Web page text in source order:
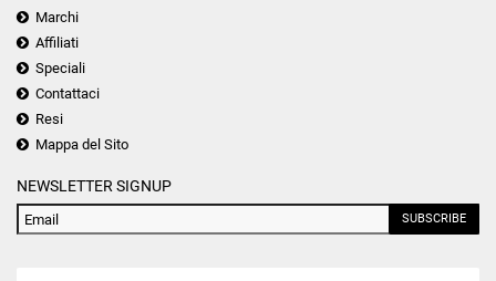
Marchi
Affiliati
Speciali
Contattaci
Resi
Mappa del Sito
NEWSLETTER SIGNUP
SUBSCRIBE